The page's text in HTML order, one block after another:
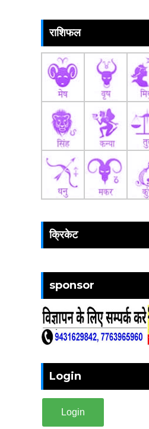
राशिफल
क्रिकेट
sponsor
Login
Login